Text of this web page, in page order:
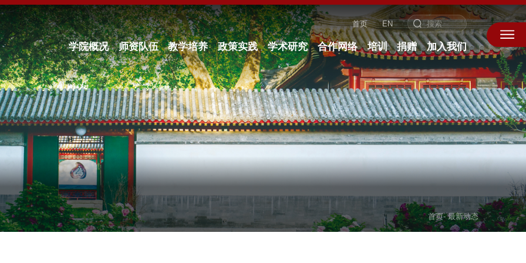
首页 EN
学院概况 师资队伍 教学培养 政策实践 学术研究 合作网络 培训 捐赠 加入我们
首页- 最新动态